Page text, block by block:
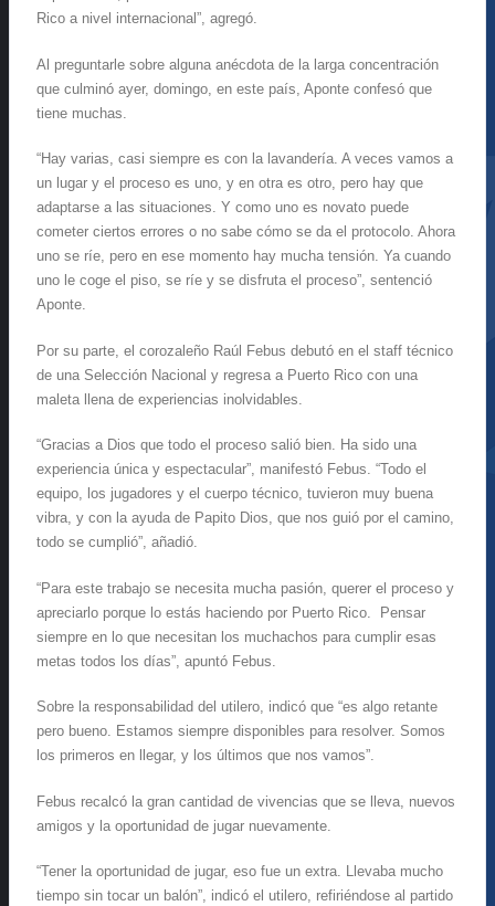
Rico a nivel internacional”, agregó.
Al preguntarle sobre alguna anécdota de la larga concentración
que culminó ayer, domingo, en este país, Aponte confesó que
tiene muchas.
“Hay varias, casi siempre es con la lavandería. A veces vamos a
un lugar y el proceso es uno, y en otra es otro, pero hay que
adaptarse a las situaciones. Y como uno es novato puede
cometer ciertos errores o no sabe cómo se da el protocolo. Ahora
uno se ríe, pero en ese momento hay mucha tensión. Ya cuando
uno le coge el piso, se ríe y se disfruta el proceso”, sentenció
Aponte.
Por su parte, el corozaleño Raúl Febus debutó en el staff técnico
de una Selección Nacional y regresa a Puerto Rico con una
maleta llena de experiencias inolvidables.
“Gracias a Dios que todo el proceso salió bien. Ha sido una
experiencia única y espectacular”, manifestó Febus. “Todo el
equipo, los jugadores y el cuerpo técnico, tuvieron muy buena
vibra, y con la ayuda de Papito Dios, que nos guió por el camino,
todo se cumplió”, añadió.
“Para este trabajo se necesita mucha pasión, querer el proceso y
apreciarlo porque lo estás haciendo por Puerto Rico. Pensar
siempre en lo que necesitan los muchachos para cumplir esas
metas todos los días”, apuntó Febus.
Sobre la responsabilidad del utilero, indicó que “es algo retante
pero bueno. Estamos siempre disponibles para resolver. Somos
los primeros en llegar, y los últimos que nos vamos”.
Febus recalcó la gran cantidad de vivencias que se lleva, nuevos
amigos y la oportunidad de jugar nuevamente.
“Tener la oportunidad de jugar, eso fue un extra. Llevaba mucho
tiempo sin tocar un balón”, indicó el utilero, refiriéndose al partido